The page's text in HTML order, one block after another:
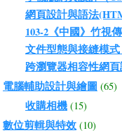
網頁設計與語法
103-2《中國》竹視
文件型態與接縫模
跨瀏覽器相容性網
電腦輔助設計與繪圖 (65)
收購相機 (15)
數位剪輯與特效 (10)